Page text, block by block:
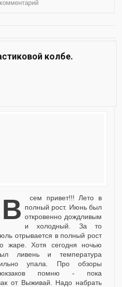
колбе.
Всем привет!!! Лето в полный рост. Июнь был
откровенно дождливым
и холодный. За то
отрывается в полный рост
жаре. Хотя сегодня ночью
ливень и температура
упала. Про обзоры
помню - пока
от Выживай. Надо набрать